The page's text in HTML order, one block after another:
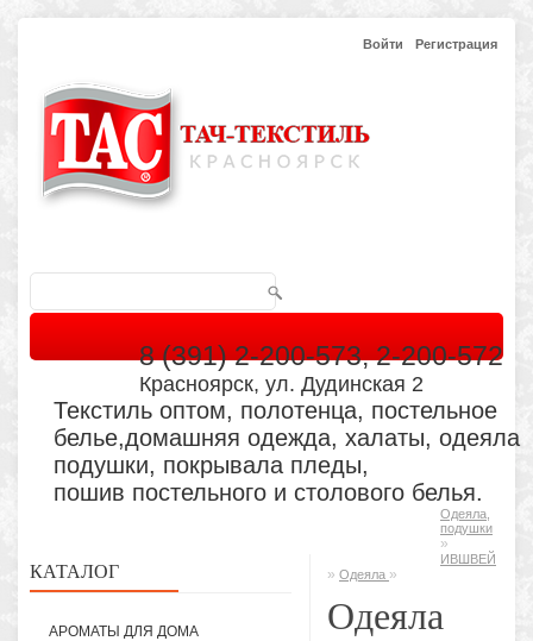
Войти Регистрация
8 (391) 2-200-573, 2-200-572
Красноярск, ул. Дудинская 2
Текстиль оптом, полотенца, постельное
белье,домашняя одежда, халаты, одеяла
подушки, покрывала пледы,
пошив постельного и столового белья.
КАТАЛОГ
АРОМАТЫ ДЛЯ ДОМА
Одеяла,
подушки
»
ИВШВЕЙ
» Одеяла »
Одеяла